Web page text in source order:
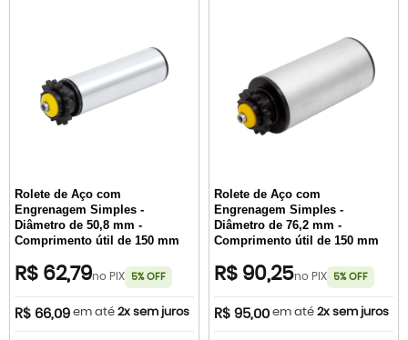
Rolete de Aço com
Engrenagem Simples -
Diâmetro de 50,8 mm -
Comprimento útil de 150 mm
R$ 62,79no PIX 5% OFF
R$ 66,09 em até 2x sem juros
Rolete de Aço com
Engrenagem Simples -
Diâmetro de 76,2 mm -
Comprimento útil de 150 mm
R$ 90,25no PIX 5% OFF
R$ 95,00 em até 2x sem juros